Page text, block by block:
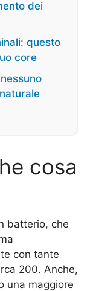
dei
questo
core
cosa
batterio, che
con tante
200. Anche,
una maggiore